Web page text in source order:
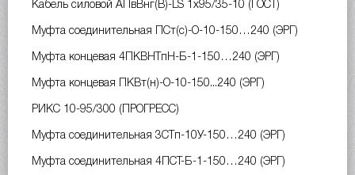
Кабель силовой АПвВнг(B)-LS 1х95/35-10 (ГОСТ)
Муфта соединительная ПСт(с)-О-10-150…240 (ЭРГ)
Муфта концевая 4ПКВНТпН-Б-1-150…240 (ЭРГ)
Муфта концевая ПКВт(н)-О-10-150...240 (ЭРГ)
РИКС 10-95/300 (ПРОГРЕСС)
Муфта соединительная 3СТп-10У-150…240 (ЭРГ)
Муфта соединительная 4ПСТ-Б-1-150…240 (ЭРГ)